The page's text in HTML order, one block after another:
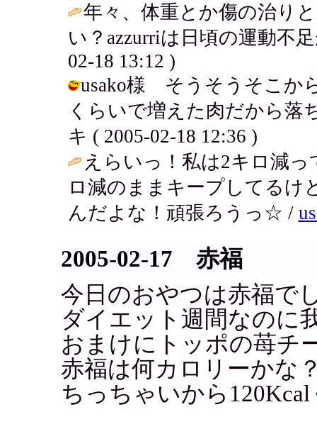
年々、体重とか傷の治り
い？azzurriは日頃の運動不
02-18 13:12 )
usako様 そうそうそこか
くらいで増えた肉だから落
キ ( 2005-02-18 12:36 )
えらいっ！私は2キロ減
ロ減のままキープしてるけ
んだよな！頑張ろうっ☆ /
2005-02-17 赤福
今日のおやつは赤福で
ダイエット週間なのに
おまけにトッポの苺チ
赤福は何カロリーかな
ちっちゃいから